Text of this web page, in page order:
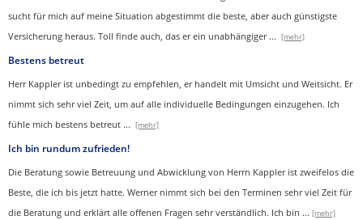
sucht für mich auf meine Situation abgestimmt die beste, aber auch günstigste
Versicherung heraus. Toll finde auch, das er ein unabhängiger ... [mehr]
Bestens betreut
Herr Kappler ist unbedingt zu empfehlen, er handelt mit Umsicht und Weitsicht. Er
nimmt sich sehr viel Zeit, um auf alle individuelle Bedingungen einzugehen. Ich
fühle mich bestens betreut ... [mehr]
Ich bin rundum zufrieden!
Die Beratung sowie Betreuung und Abwicklung von Herrn Kappler ist zweifelos die
Beste, die ich bis jetzt hatte. Werner nimmt sich bei den Terminen sehr viel Zeit für
die Beratung und erklärt alle offenen Fragen sehr verständlich. Ich bin ... [mehr]